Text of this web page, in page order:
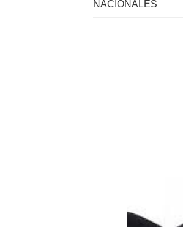
NACIONALES